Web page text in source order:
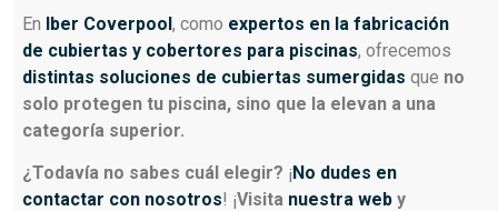
En Iber Coverpool, como expertos en la fabricación
de cubiertas y cobertores para piscinas, ofrecemos
distintas soluciones de cubiertas sumergidas que no
solo protegen tu piscina, sino que la elevan a una
categoría superior.
¿Todavía no sabes cuál elegir? ¡No dudes en
contactar con nosotros! ¡Visita nuestra web y